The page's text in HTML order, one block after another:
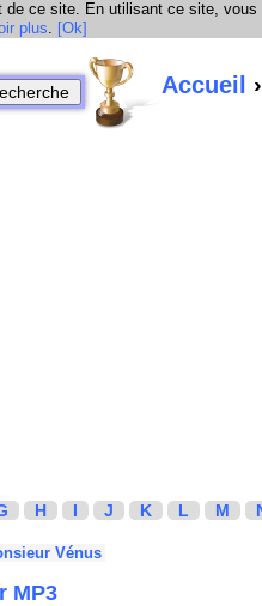
de ce site. En utilisant ce site, vous
plus. [Ok]
Accueil
H I J K L M
Vénus
MP3